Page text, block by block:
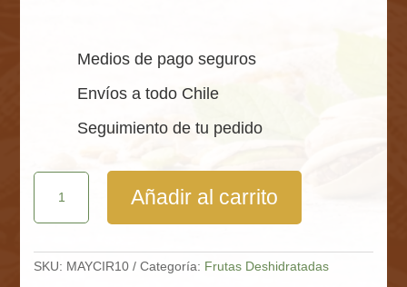
Medios de pago seguros
Envíos a todo Chile
Seguimiento de tu pedido
Ciruela
10
Kg
Añadir al carrito
SKU: MAYCIR10 Categoría: Frutas Deshidratadas